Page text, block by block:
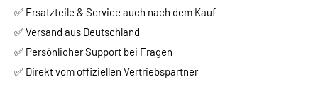
✅ Ersatzteile & Service auch nach dem Kauf
✅ Versand aus Deutschland
✅ Persönlicher Support bei Fragen
✅ Direkt vom offiziellen Vertriebspartner